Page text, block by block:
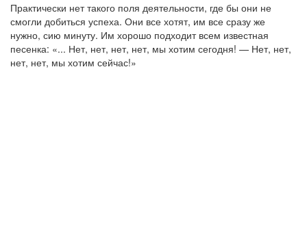
Практически нет такого поля деятельности, где бы они не
смогли добиться успеха. Они все хотят, им все сразу же
нужно, сию минуту. Им хорошо подходит всем известная
песенка: «... Нет, нет, нет, нет, мы хотим сегодня! — Нет, нет,
нет, нет, мы хотим сейчас!»